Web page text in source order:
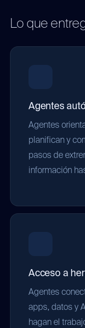
Lo que
Agentes
Agentes
planifican y
pasos de
información
Acceso a
Agentes
apps, datos y
hagan el